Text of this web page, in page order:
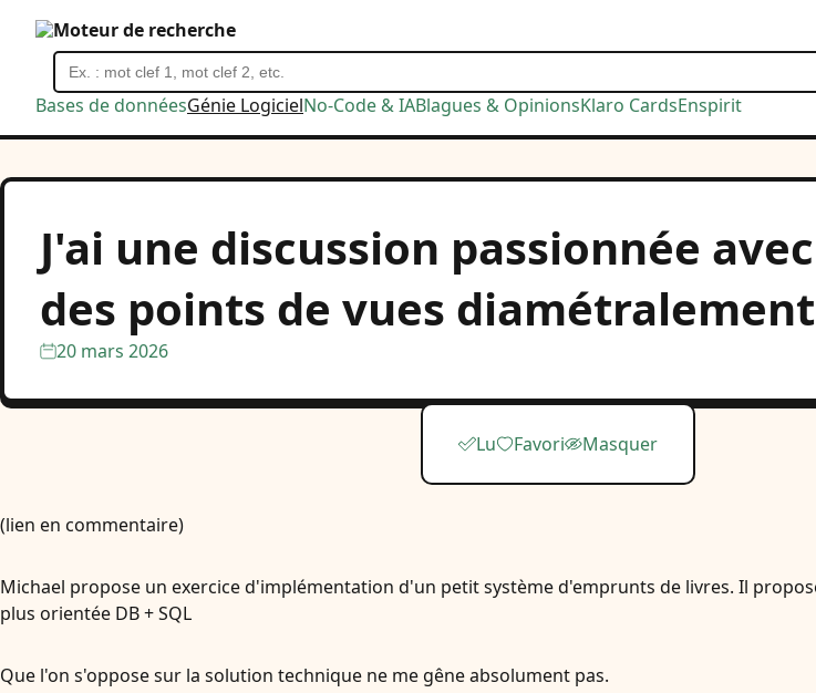
Bases de donnéesGénie LogicielNo-Code & IABlagues & OpinionsKlaro CardsEnspirit
Moteur de recherche
J'ai une discussion passionnée
des points de vues
20 mars 2026
Lu Favori Masquer
(lien en commentaire)
Michael propose un exercice d'implémentation d'un petit système d'emprunts de livres. Il
plus orientée DB + SQL
Que l'on s'oppose sur la solution technique ne me gêne absolument pas.